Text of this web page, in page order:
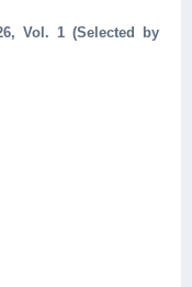
Vol. 1 (Selected by